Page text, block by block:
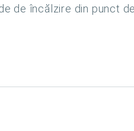
de încălzire din punct